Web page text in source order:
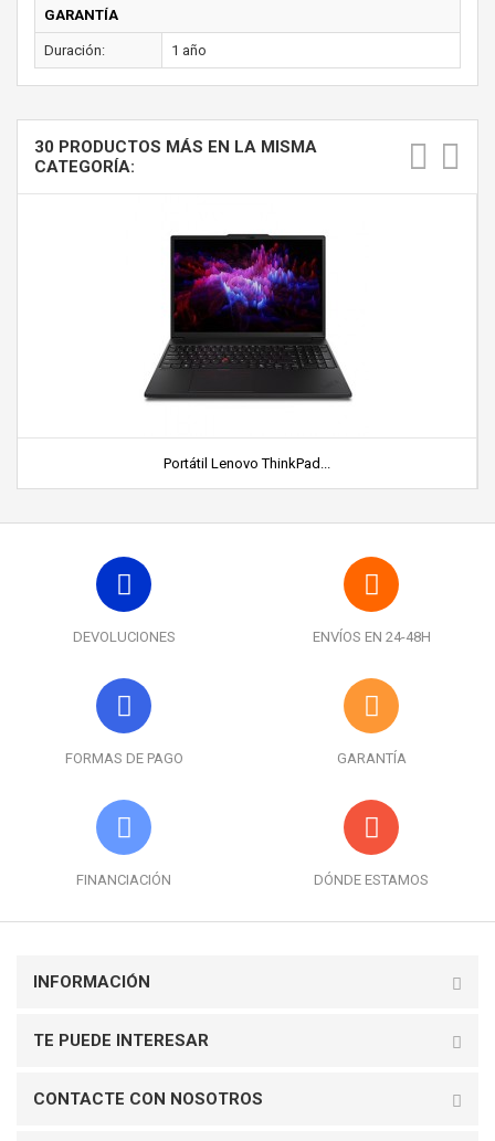
GARANTÍA
Duración: 1 año
30 PRODUCTOS MÁS EN LA MISMA
CATEGORÍA:
Portátil Lenovo ThinkPad...
DEVOLUCIONES ENVÍOS EN 24-48H
FORMAS DE PAGO GARANTÍA
FINANCIACIÓN DÓNDE ESTAMOS
INFORMACIÓN
TE PUEDE INTERESAR
CONTACTE CON NOSOTROS